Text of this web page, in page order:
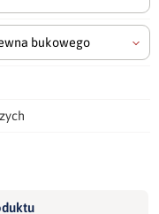
bukowego